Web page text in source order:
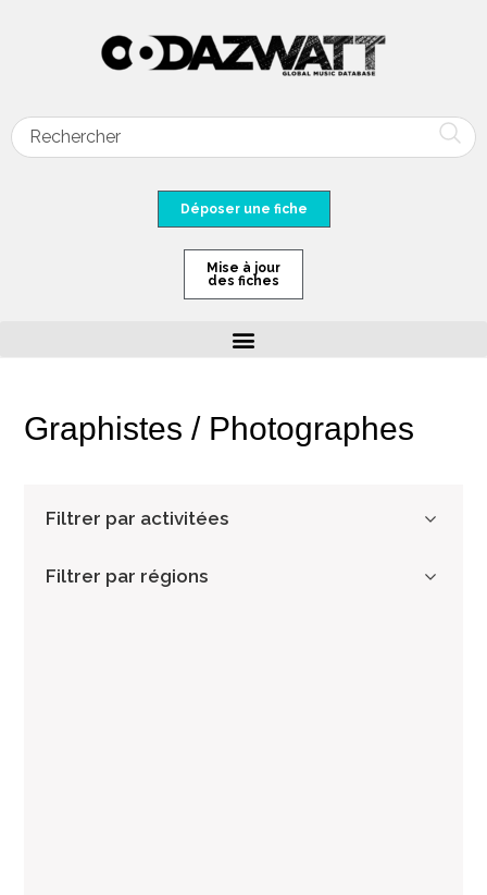
Déposer une fiche
Mise à jour
des fiches
Graphistes / Photographes
Filtrer par activitées
Filtrer par régions